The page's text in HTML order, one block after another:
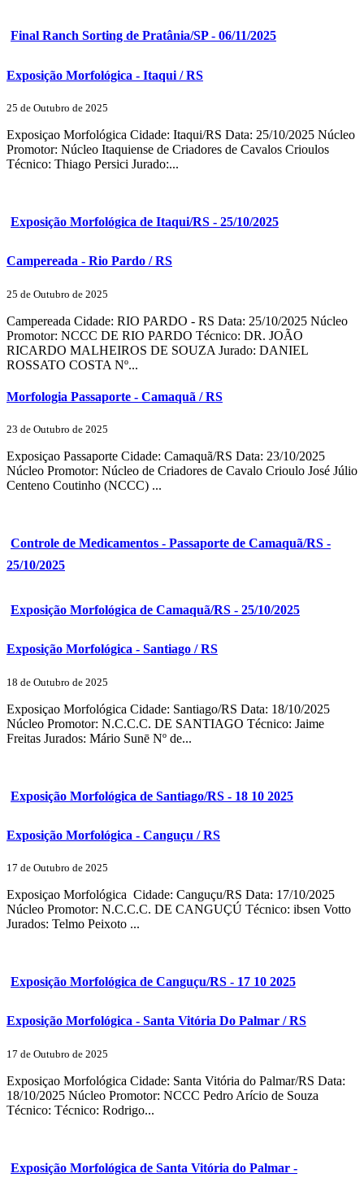
Final Ranch Sorting de Pratânia/SP - 06/11/2025
Exposição Morfológica - Itaqui / RS
25 de Outubro de 2025
Exposiçao Morfológica Cidade: Itaqui/RS Data: 25/10/2025 Núcleo
Promotor: Núcleo Itaquiense de Criadores de Cavalos Crioulos
Técnico: Thiago Persici Jurado:...
Exposição Morfológica de Itaqui/RS - 25/10/2025
Campereada - Rio Pardo / RS
25 de Outubro de 2025
Campereada Cidade: RIO PARDO - RS Data: 25/10/2025 Núcleo
Promotor: NCCC DE RIO PARDO Técnico: DR. JOÃO
RICARDO MALHEIROS DE SOUZA Jurado: DANIEL
ROSSATO COSTA Nº...
Morfologia Passaporte - Camaquã / RS
23 de Outubro de 2025
Exposiçao Passaporte Cidade: Camaquã/RS Data: 23/10/2025
Núcleo Promotor: Núcleo de Criadores de Cavalo Crioulo José Júlio
Centeno Coutinho (NCCC) ...
Controle de Medicamentos - Passaporte de Camaquã/RS -
25/10/2025
Exposição Morfológica de Camaquã/RS - 25/10/2025
Exposição Morfológica - Santiago / RS
18 de Outubro de 2025
Exposiçao Morfológica Cidade: Santiago/RS Data: 18/10/2025
Núcleo Promotor: N.C.C.C. DE SANTIAGO Técnico: Jaime
Freitas Jurados: Mário Sunē Nº de...
Exposição Morfológica de Santiago/RS - 18 10 2025
Exposição Morfológica - Canguçu / RS
17 de Outubro de 2025
Exposiçao Morfológica Cidade: Canguçu/RS Data: 17/10/2025
Núcleo Promotor: N.C.C.C. DE CANGUÇÚ Técnico: ibsen Votto
Jurados: Telmo Peixoto ...
Exposição Morfológica de Canguçu/RS - 17 10 2025
Exposição Morfológica - Santa Vitória Do Palmar / RS
17 de Outubro de 2025
Exposiçao Morfológica Cidade: Santa Vitória do Palmar/RS Data:
18/10/2025 Núcleo Promotor: NCCC Pedro Arício de Souza
Técnico: Técnico: Rodrigo...
Exposição Morfológica de Santa Vitória do Palmar -